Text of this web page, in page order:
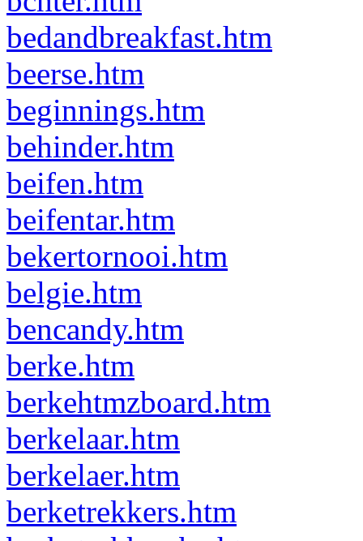
bedandbreakfast.htm
beerse.htm
beginnings.htm
behinder.htm
beifen.htm
beifentar.htm
bekertornooi.htm
belgie.htm
bencandy.htm
berke.htm
berkehtmzboard.htm
berkelaar.htm
berkelaer.htm
berketrekkers.htm